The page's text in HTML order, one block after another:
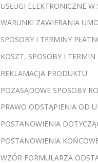
USŁUGI ELEKTRONICZNE
WARUNKI ZAWIERANIA
SPOSOBY I TERMINY
KOSZT, SPOSOBY I
REKLAMACJA PRODUKTU
POZASĄDOWE SPOSOBY
PRAWO ODSTĄPIENIA OD
POSTANOWIENIA
POSTANOWIENIA
WZÓR FORMULARZA